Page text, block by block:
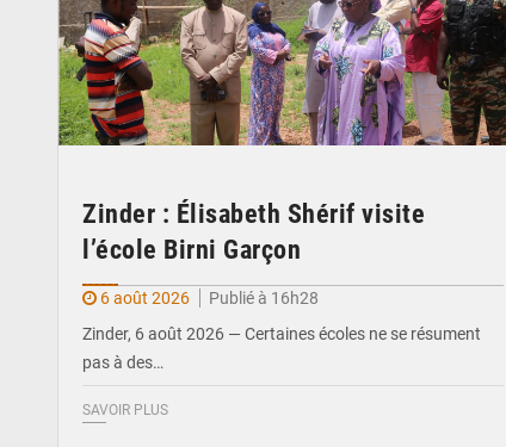
Zinder : Élisabeth Shérif visite
l’école Birni Garçon
6 août 2026
Publié à 16h28
Zinder, 6 août 2026 — Certaines écoles ne se résument
pas à des…
SAVOIR PLUS